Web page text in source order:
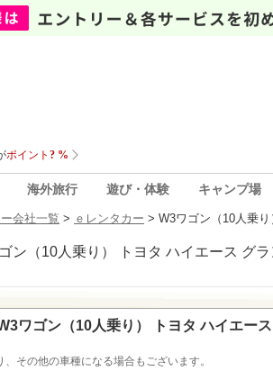
海外旅行 遊び・体験 キャンプ場
会社一覧 > ｅレンタカー > W3ワゴン（10人乗
ワゴン（10人乗り） トヨタ ハイエー
その他の車種になる場合もございます。